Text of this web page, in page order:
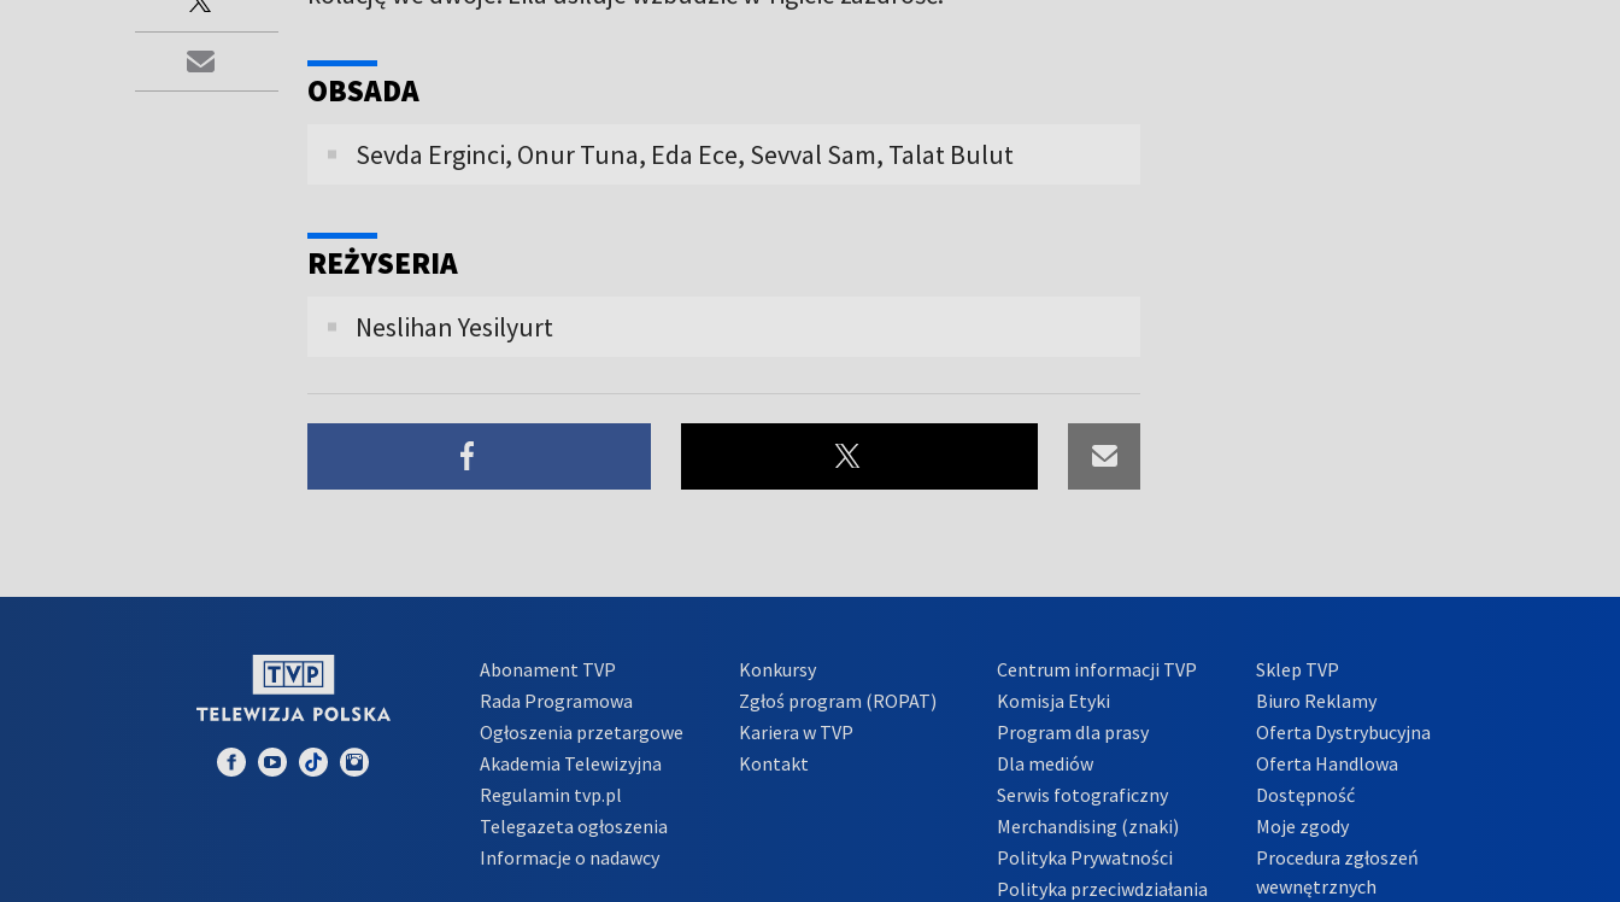
OBSADA
Sevda Erginci, Onur Tuna, Eda Ece, Sevval Sam, Talat Bulut
REŻYSERIA
Neslihan Yesilyurt
Abonament TVP
Rada Programowa
Ogłoszenia przetargowe
Akademia Telewizyjna
Regulamin tvp.pl
Telegazeta ogłoszenia
Informacje o nadawcy
Konkursy
Zgłoś program (ROPAT)
Kariera w TVP
Kontakt
Centrum informacji TVP
Komisja Etyki
Program dla prasy
Dla mediów
Serwis fotograficzny
Merchandising (znaki)
Polityka Prywatności
Polityka przeciwdziałania
Sklep TVP
Biuro Reklamy
Oferta Dystrybucyjna
Oferta Handlowa
Dostępność
Moje zgody
Procedura zgłoszeń
wewnętrznych